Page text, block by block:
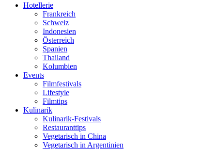
Hotellerie
Frankreich
Schweiz
Indonesien
Österreich
Spanien
Thailand
Kolumbien
Events
Filmfestivals
Lifestyle
Filmtips
Kulinarik
Kulinarik-Festivals
Restauranttips
Vegetarisch in China
Vegetarisch in Argentinien